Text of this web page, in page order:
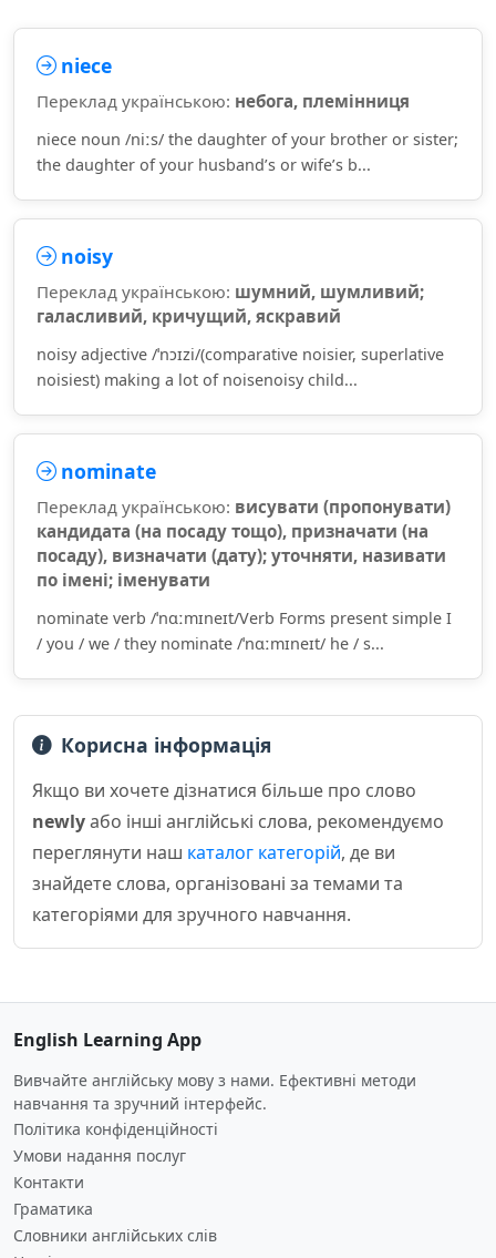
niece
Переклад українською: небога, племінниця
niece noun /niːs/ the daughter of your brother or sister;
the daughter of your husband’s or wife’s b...
noisy
Переклад українською: шумний, шумливий;
галасливий, кричущий, яскравий
noisy adjective /ˈnɔɪzi/(comparative noisier, superlative
noisiest) making a lot of noisenoisy child...
nominate
Переклад українською: висувати (пропонувати)
кандидата (на посаду тощо), призначати (на
посаду), визначати (дату); уточняти, називати
по імені; іменувати
nominate verb /ˈnɑːmɪneɪt/Verb Forms present simple I
/ you / we / they nominate /ˈnɑːmɪneɪt/ he / s...
Корисна інформація
Якщо ви хочете дізнатися більше про слово
newlyабо інші англійські слова, рекомендуємо
переглянути наш каталог категорій, де ви
знайдете слова, організовані за темами та
категоріями для зручного навчання.
English Learning App
Вивчайте англійську мову з нами. Ефективні методи
навчання та зручний інтерфейс.
Політика конфіденційності
Умови надання послуг
Контакти
Граматика
Словники англійських слів